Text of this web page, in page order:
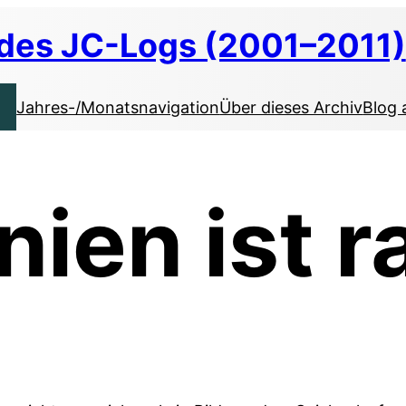
JC-Logs (2001–2011)
Jahres-/MonatsnavigationÜber dieses ArchivBlog
ist